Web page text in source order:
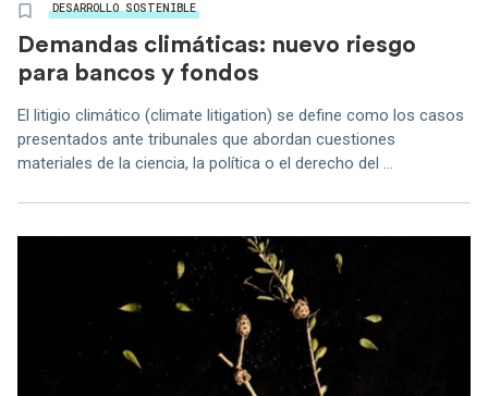
DESARROLLO SOSTENIBLE
Demandas climáticas: nuevo riesgo
para bancos y fondos
El litigio climático (climate litigation) se define como los casos
presentados ante tribunales que abordan cuestiones
materiales de la ciencia, la política o el derecho del ...